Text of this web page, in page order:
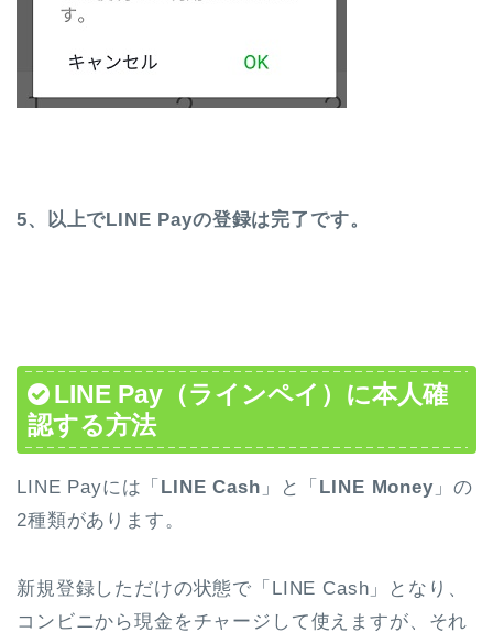
5、以上でLINE Payの登録は完了です。
LINE Pay（ラインペイ）に本人確
認する方法
LINE Payには「 LINE Cash 」と「 LINE Money」の
2種類があります。
新規登録しただけの状態で「LINE Cash」となり、
コンビニから現金をチャージして使えますが、それ